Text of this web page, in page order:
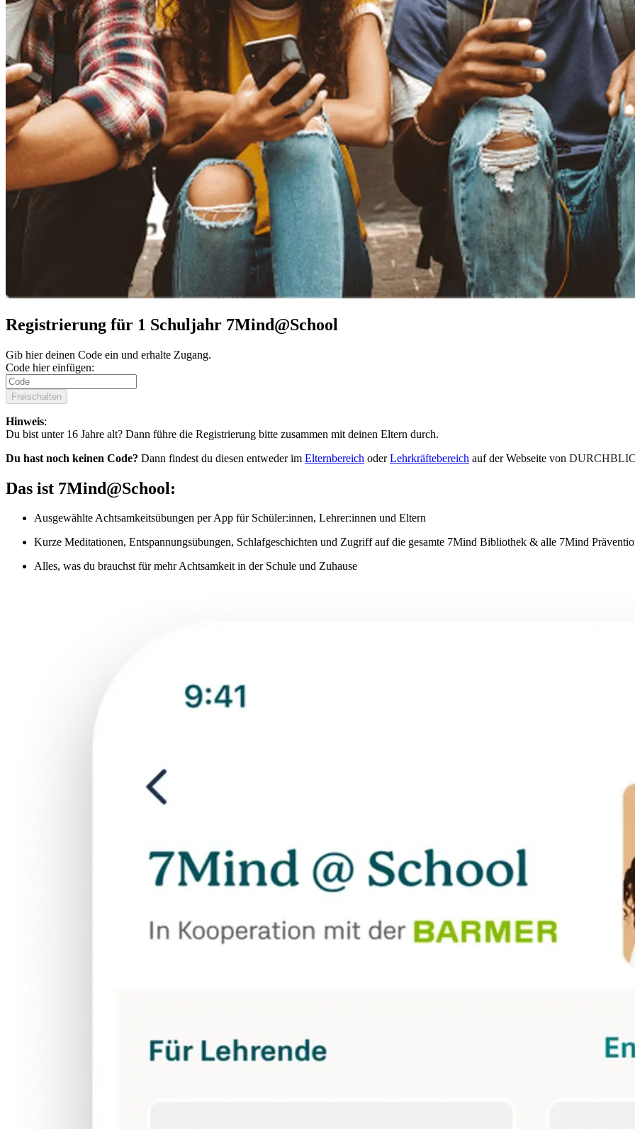
Registrierung für 1 Schuljahr 7Mind@School
Gib hier deinen Code ein und erhalte Zugang.
Code hier einfügen:
Freischalten
Hinweis:
Du bist unter 16 Jahre alt? Dann führe die Registrierung bitte zusammen mit deinen Eltern durch.
Du hast noch keinen Code? Dann findest du diesen entweder im Elternbereich oderLehrkräftebereich auf der Webseite von
Das ist 7Mind@School:
Ausgewählte Achtsamkeitsübungen per App für Schüler:innen, Lehrer:innen und Eltern
Kurze Meditationen, Entspannungsübungen, Schlafgeschichten und Zugriff auf die gesamte 7Mind Bibliothek & alle 7Mind
Alles, was du brauchst für mehr Achtsamkeit in der Schule und Zuhause